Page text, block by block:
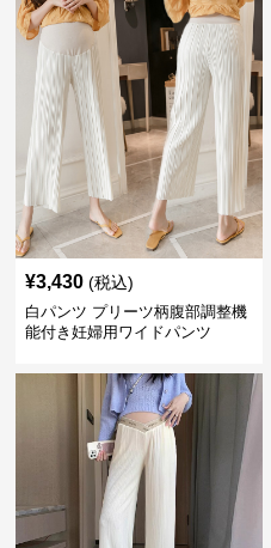
¥3,430 (税込)
白パンツ プリーツ柄腹部調整機
能付き妊婦用ワイドパンツ